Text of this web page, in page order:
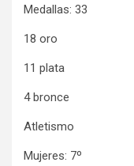
Medallas: 33
18 oro
11 plata
4 bronce
Atletismo
Mujeres: 7º